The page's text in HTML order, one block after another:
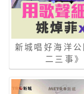
新城唱好海洋
二三事